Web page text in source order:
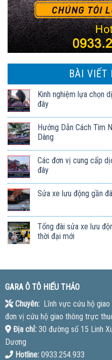
BÀI VIẾT
Kinh nghiệm lựa chọn
đây
Hướng Dẫn Cách Tìm
Dàng
Các đơn vị cung cấp
đây
Sửa xe lưu động gần
Tổng đài sửa xe lưu
thời đại mới
GARA Ô TÔ HIẾU THẢO
Chuyên:Lĩnh vực cứu hộ giao
đơn vị cứu hộ giao thông trực
Địa chỉ:30 đường số 15 Linh
Dương
Hotline:0933.254.933